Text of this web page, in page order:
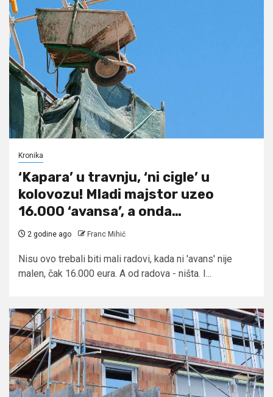
Kronika
‘Kapara’ u travnju, ‘ni cigle’ u
kolovozu! Mladi majstor uzeo
16.000 ‘avansa’, a onda…
2 godine ago Franc Mihić
Nisu ovo trebali biti mali radovi, kada ni 'avans' nije
malen, čak 16.000 eura. A od radova - ništa. I...